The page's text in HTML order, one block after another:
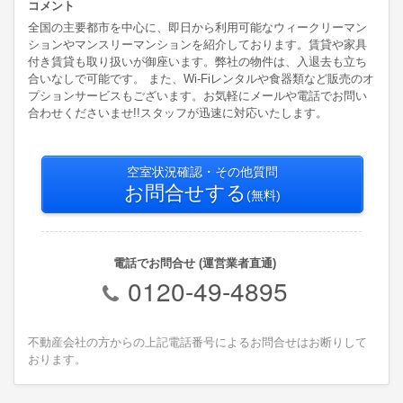
コメント
全国の主要都市を中心に、即日から利用可能なウィークリーマン
ションやマンスリーマンションを紹介しております。賃貸や家具
付き賃貸も取り扱いが御座います。弊社の物件は、入退去も立ち
合いなしで可能です。 また、Wi-Fiレンタルや食器類など販売のオ
プションサービスもございます。お気軽にメールや電話でお問い
合わせくださいませ!!スタッフが迅速に対応いたします。
空室状況確認・その他質問
お問合せする (無料)
電話でお問合せ (運営業者直通)
0120-49-4895
不動産会社の方からの上記電話番号によるお問合せはお断りして
おります。